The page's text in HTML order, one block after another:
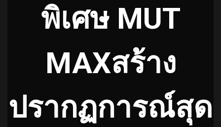
พิเศษ MUT
MAXสร้าง
ปรากฏการณ์สุด